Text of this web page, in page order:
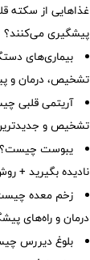
غذاهایی از سکته
پیشگیری می‌کنند؟
بیماری‌های
تشخیص، درمان و
آریتمی قلبی
تشخیص و
نادیده بگیرید +
زخم معده
درمان و راه‌های
بلوغ دیررس